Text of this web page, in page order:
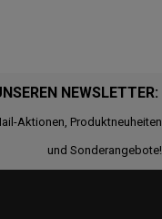
NEWSLETTER:
Aktionen, Produktneuheiten
und Sonderangebote!